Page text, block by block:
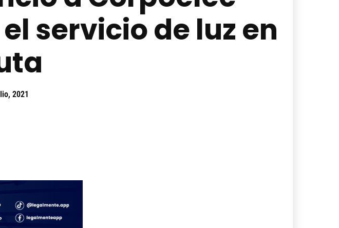
servicio de luz en
2021